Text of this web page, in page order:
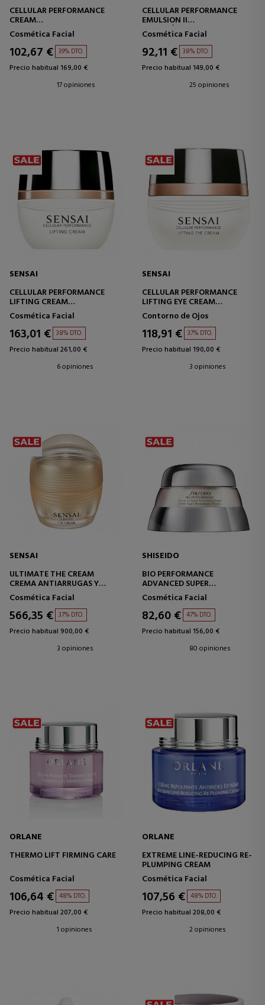
CELLULAR PERFORMANCE
CREAM
CREMA TRATAMIENTO
INTENSIVO PARA PIELES SECAS
Cosmética Facial
102,67 € 39% DTO.
Precio habitual 169,00 €
17 opiniones
CELLULAR PERFORMANCE
EMULSION II
EMULSIÓN RICA HIDRATANTE
Cosmética Facial
92,11 € 38% DTO.
Precio habitual 149,00 €
25 opiniones
SENSAI
CELLULAR PERFORMANCE
LIFTING CREAM
CREMA FACIAL LIFTING
Cosmética Facial
163,01 € 38% DTO.
Precio habitual 261,00 €
6 opiniones
SENSAI
CELLULAR PERFORMANCE
LIFTING EYE CREAM
CREMA CONTORNO DE OJOS
EFECTO LIFTING
Contorno de Ojos
118,91 € 37% DTO.
Precio habitual 190,00 €
3 opiniones
SENSAI
ULTIMATE THE CREAM
CREMA ANTIARRUGAS Y
ANTIEDAD
Cosmética Facial
566,35 € 37% DTO.
Precio habitual 900,00 €
3 opiniones
SHISEIDO
BIO PERFORMANCE
ADVANCED SUPER
REVITALIZER CREAM
Cosmética Facial
82,60 € 47% DTO.
Precio habitual 156,00 €
80 opiniones
ORLANE
THERMO LIFT FIRMING CARE
Cosmética Facial
106,64 € 48% DTO.
Precio habitual 207,00 €
1 opiniones
ORLANE
EXTREME LINE-REDUCING RE-
PLUMPING CREAM
Cosmética Facial
107,56 € 48% DTO.
Precio habitual 208,00 €
2 opiniones